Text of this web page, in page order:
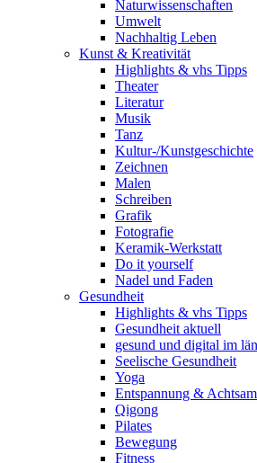
Naturwissenschaften
Umwelt
Nachhaltig Leben
Kunst & Kreativität
Highlights & vhs Tipps
Theater
Literatur
Musik
Tanz
Kultur-/Kunstgeschichte
Zeichnen
Malen
Schreiben
Grafik
Fotografie
Keramik-Werkstatt
Do it yourself
Nadel und Faden
Gesundheit
Highlights & vhs Tipps
Gesundheit aktuell
gesund und digital im
Seelische Gesundheit
Yoga
Entspannung &
Qigong
Pilates
Bewegung
Fitness